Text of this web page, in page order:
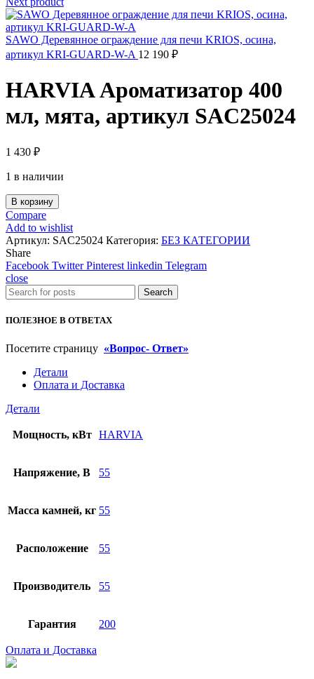
SAWO Деревянное ограждение для печи KRIOS, осина,
артикул KRI-GUARD-W-A 12 190 ₽
HARVIA Ароматизатор 400
мл, мята, артикул SAC25024
1 430 ₽
1 в наличии
В корзину
Compare
Add to wishlist
Артикул: SAC25024 Категория: БЕЗ КАТЕГОРИИ
Share
Facebook Twitter Pinterest linkedin Telegram
close
Search
ПОЛЕЗНОЕ В ОТВЕТАХ
Посетите страницу «Вопрос- Ответ»
Детали
Оплата и Доставка
Детали
Мощность, кВт HARVIA
Напряжение, В 55
Масса камней, кг 55
Расположение 55
Производитель 55
Гарантия 200
Оплата и Доставка